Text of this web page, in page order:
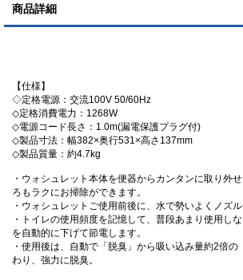
商品詳細
【仕様】
◇定格電源：交流100V 50/60Hz
◇定格消費電力：1268W
◇電源コード長さ：1.0m(漏電保護プラグ付)
◇製品寸法：幅382×奥行531×高さ137mm
◇製品質量：約4.7kg
・ウォシュレット本体を便器からカンタンに取り外
ろもラクにお掃除ができます。
・ウォシュレットご使用前後に、水で勢いよくノズ
・トイレの使用頻度を記憶して、普段あまり使用し
を自動的に下げて節電します。
・使用後は、自動で「脱臭」から吸い込み量約2倍
わり、強力に脱臭。